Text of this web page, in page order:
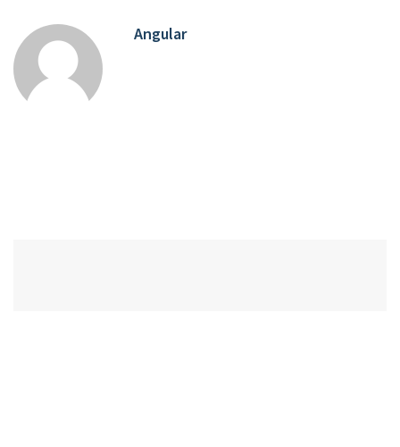
Angular